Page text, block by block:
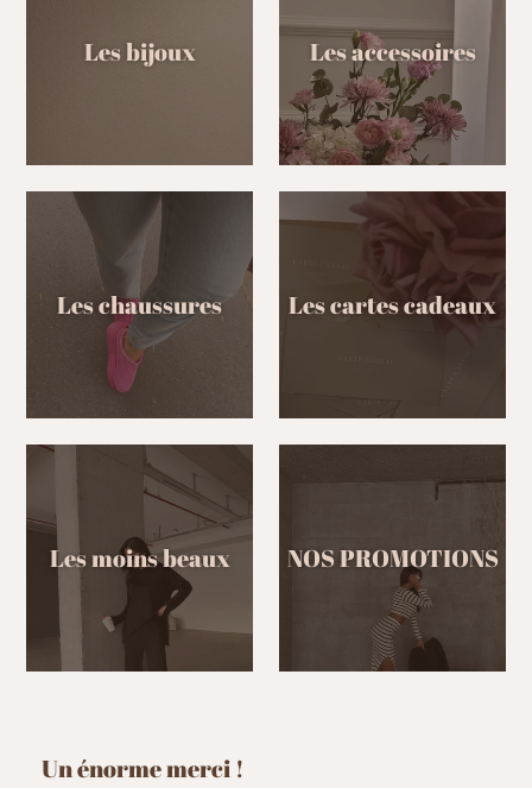
Les bijoux Les accessoires
Les chaussures Les cartes cadeaux
Les moins beaux NOS PROMOTIONS
Un énorme merci !